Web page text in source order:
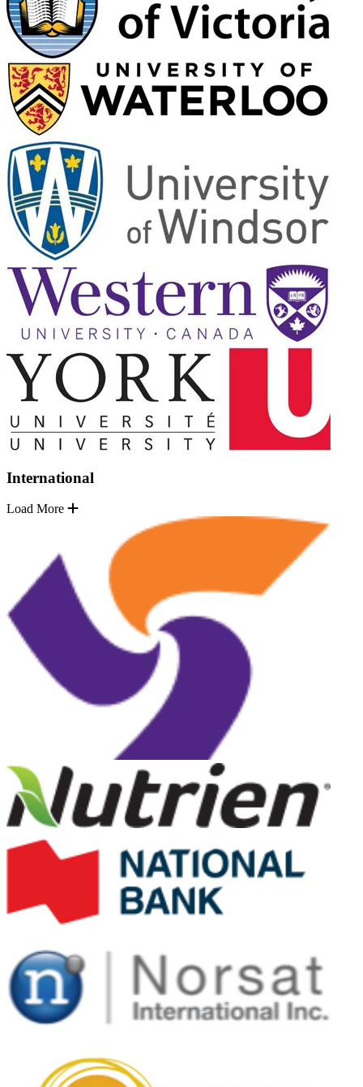
International
Load More